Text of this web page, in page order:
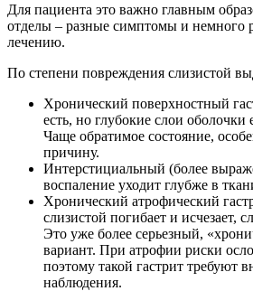
Для пациента это важно главным
отделы – разные симптомы и немного
лечению.
По степени повреждения слизистой
Хронический поверхностный
есть, но глубокие слои
Чаще обратимое состояние,
причину.
Интерстициальный (более
воспаление уходит глубже в
Хронический атрофический
слизистой погибает и исчезает,
Это уже более серьезный,
вариант. При атрофии риски
поэтому такой гастрит требуют
наблюдения.